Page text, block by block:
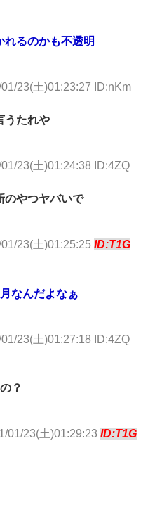
れるのかも不透明
23(土)01:23:27 ID:nKm
うたれや
23(土)01:24:38 ID:4ZQ
のやつヤバいで
23(土)01:25:25 ID:T1G
なんだよなぁ
23(土)01:27:18 ID:4ZQ
？
01/23(土)01:29:23 ID:T1G